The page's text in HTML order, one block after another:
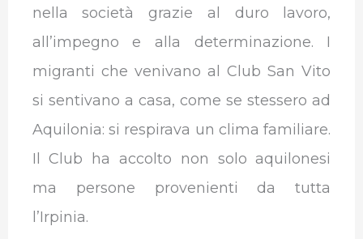
nella società grazie al duro lavoro,
all’impegno e alla determinazione. I
migranti che venivano al Club San Vito
si sentivano a casa, come se stessero ad
Aquilonia: si respirava un clima familiare.
Il Club ha accolto non solo aquilonesi
ma persone provenienti da tutta
l’Irpinia.